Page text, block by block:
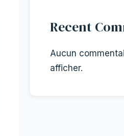
Recent
Aucun
afficher.